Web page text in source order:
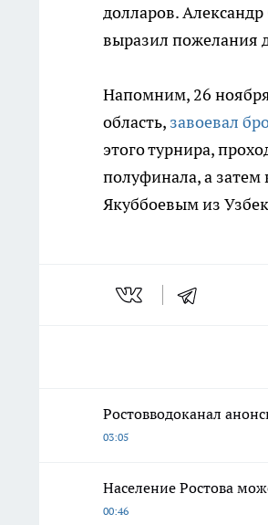
долларов.
выразил пожелания
Напомним, 26
область, завоевал
этого турнира,
полуфинала, а затем
Якуббоевым из
Ростовводоканал
03:05
Население Ростова
00:46